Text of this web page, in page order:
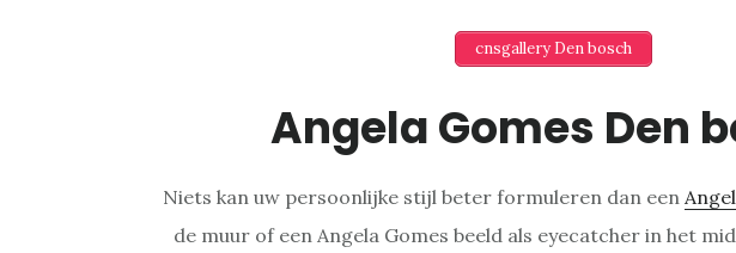
cnsgallery Den bosch
Angela Gomes Den
Niets kan uw persoonlijke stijl beter formuleren dan een
de muur of een Angela Gomes beeld als eyecatcher in het